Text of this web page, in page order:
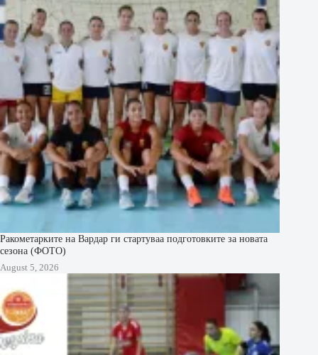
Ракометарките на Вардар ги стартуваа подготовките за новата
сезона (ФОТО)
August 5, 2026